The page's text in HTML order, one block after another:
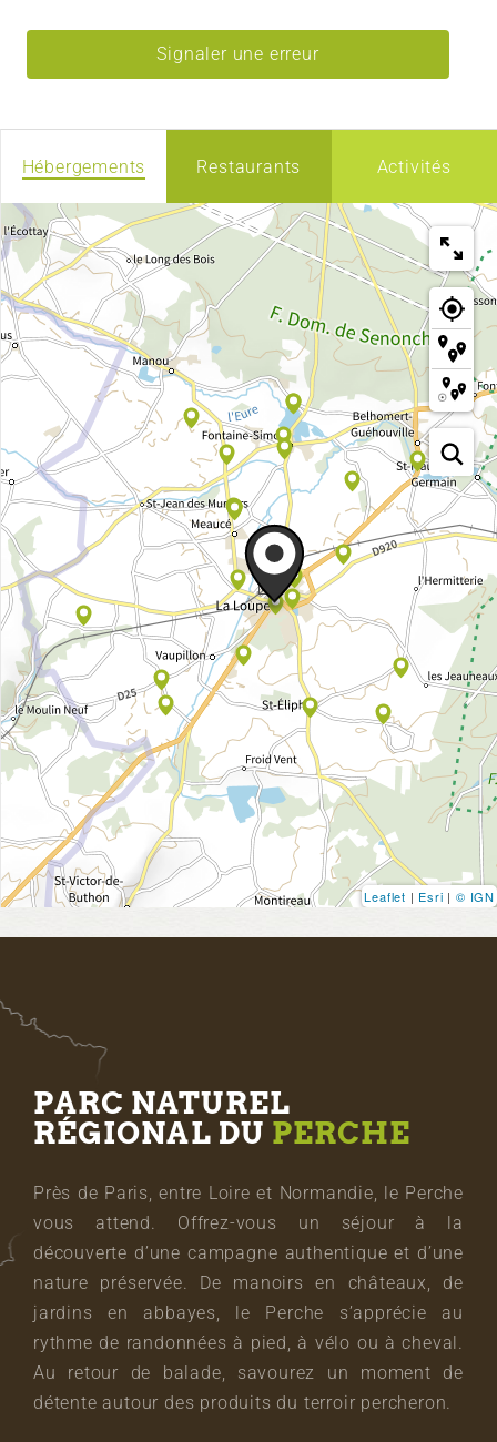
Signaler une erreur
Hébergements Restaurants Activités
Leaflet | Esri | © IGN
PARC NATUREL
RÉGIONAL DU PERCHE
Près de Paris, entre Loire et Normandie, le Perche
vous attend. Offrez-vous un séjour à la
découverte d’une campagne authentique et d’une
nature préservée. De manoirs en châteaux, de
jardins en abbayes, le Perche s’apprécie au
rythme de randonnées à pied, à vélo ou à cheval.
Au retour de balade, savourez un moment de
détente autour des produits du terroir percheron.